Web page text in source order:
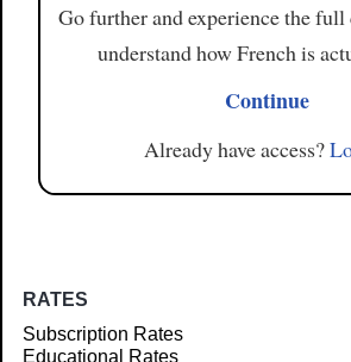
Go further and experience the
understand how French is
Continue
Already have access?
RATES
Subscription Rates
Educational Rates